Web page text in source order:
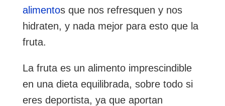
alimentos que nos refresquen y nos
hidraten, y nada mejor para esto que la
fruta.
La fruta es un alimento imprescindible
en una dieta equilibrada, sobre todo si
eres deportista, ya que aportan